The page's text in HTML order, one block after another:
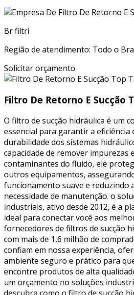
Br filtri
Região de atendimento: Todo o
Solicitar orçamento
Filtro De Retorno E Sucção
O filtro de sucção hidráulica é um
essencial para garantir a eficiência
durabilidade dos sistemas
capacidade de remover impurezas e
contaminantes do fluido, ele
outros equipamentos,
funcionamento suave e reduzindo
necessidade de manutenção. o
industriais, ativo desde 2012, é a
ideal para conectar você aos
fornecedores de filtros de sucção
com mais de 1,6 milhão de
confiam em nossa experiência,
ambiente seguro e prático para
encontre produtos de alta
um orçamento no soluções
descubra como o filtro de sucção